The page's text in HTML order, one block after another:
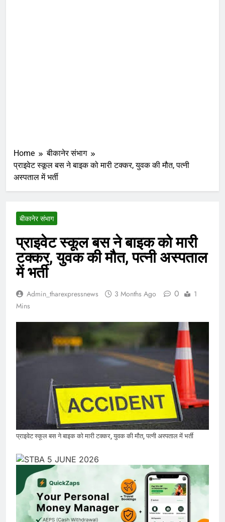
Home
बीकानेर संभाग
प्राइवेट स्कूल बस ने बाइक को मारी टक्कर, युवक की मौत, पत्नी
अस्पताल में भर्ती
बीकानेर संभाग
प्राइवेट स्कूल बस ने बाइक को मारी
टक्कर, युवक की मौत, पत्नी अस्पताल
में भर्ती
Admin_tharexpressnews 3 Months Ago 0
1
Mins
प्राइवेट स्कूल बस ने बाइक को मारी टक्कर, युवक की मौत, पत्नी अस्पताल में भर्ती